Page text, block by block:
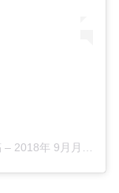
– 2018年 9月月17日午前8時40分PDT